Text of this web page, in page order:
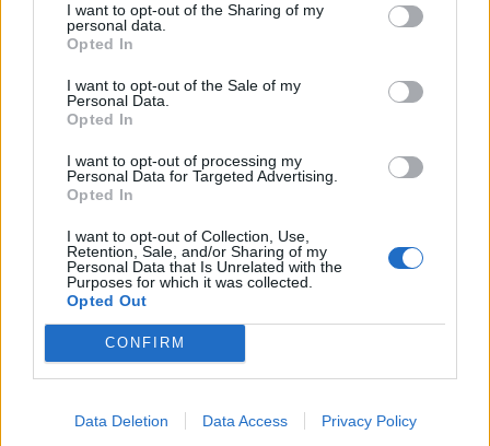
I want to opt-out of the Sharing of my
personal data.
Opted In
I want to opt-out of the Sale of my
Personal Data.
Opted In
I want to opt-out of processing my
Personal Data for Targeted Advertising.
Opted In
I want to opt-out of Collection, Use,
Retention, Sale, and/or Sharing of my
Personal Data that Is Unrelated with the
Purposes for which it was collected.
Opted Out
CONFIRM
Data Deletion Data Access Privacy Policy
Teléfono: 915 000 965
CASINTRA Bilbao
Calle Gordoniz, 44, 2ª planta Dpto 7
Teléfono: 944 109 290 / 944 221 380
Datos
Presidente:
Francisco Javier Alvarez Rodríguez
José María Hevia Rivero